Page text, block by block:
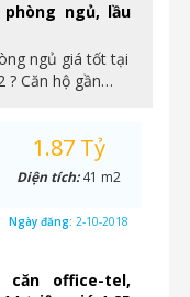
ngủ, lầu
ngủ giá tốt tại
? Căn hộ gần…
căn office-tel,
1.87 Tỷ
Diện tích:41 m2
Ngày đăng: 2-10-2018